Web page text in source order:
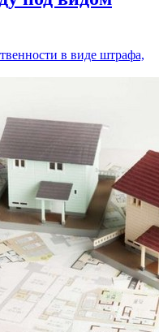
в виде штрафа,